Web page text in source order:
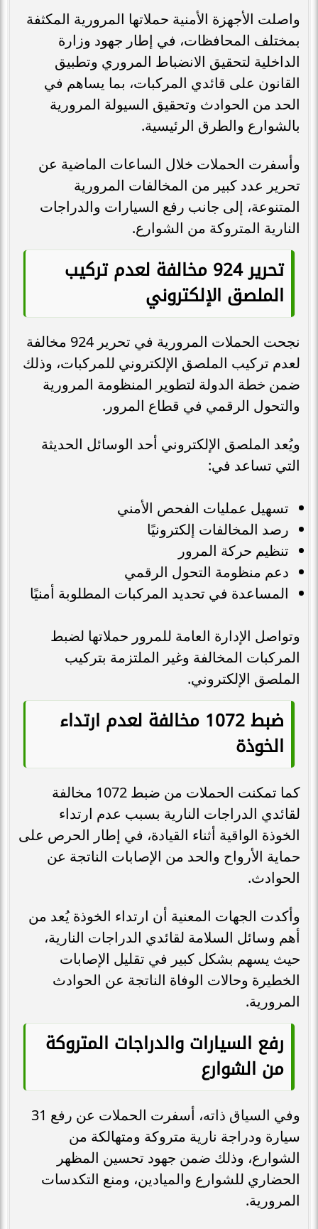
واصلت الأجهزة الأمنية حملاتها المرورية المكثفة
بمختلف المحافظات، في إطار جهود وزارة
الداخلية لتحقيق الانضباط المروري وتطبيق
القانون على قائدي المركبات، بما يساهم في
الحد من الحوادث وتحقيق السيولة المرورية
بالشوارع والطرق الرئيسية.
وأسفرت الحملات خلال الساعات الماضية عن
تحرير عدد كبير من المخالفات المرورية
المتنوعة، إلى جانب رفع السيارات والدراجات
النارية المتروكة من الشوارع.
تحرير 924 مخالفة لعدم تركيب
الملصق الإلكتروني
نجحت الحملات المرورية في تحرير 924 مخالفة
لعدم تركيب الملصق الإلكتروني للمركبات، وذلك
ضمن خطة الدولة لتطوير المنظومة المرورية
والتحول الرقمي في قطاع المرور.
ويُعد الملصق الإلكتروني أحد الوسائل الحديثة
التي تساعد في:
تسهيل عمليات الفحص الأمني
رصد المخالفات إلكترونيًا
تنظيم حركة المرور
دعم منظومة التحول الرقمي
المساعدة في تحديد المركبات المطلوبة أمنيًا
وتواصل الإدارة العامة للمرور حملاتها لضبط
المركبات المخالفة وغير الملتزمة بتركيب
الملصق الإلكتروني.
ضبط 1072 مخالفة لعدم ارتداء
الخوذة
كما تمكنت الحملات من ضبط 1072 مخالفة
لقائدي الدراجات النارية بسبب عدم ارتداء
الخوذة الواقية أثناء القيادة، في إطار الحرص على
حماية الأرواح والحد من الإصابات الناتجة عن
الحوادث.
وأكدت الجهات المعنية أن ارتداء الخوذة يُعد من
أهم وسائل السلامة لقائدي الدراجات النارية،
حيث يسهم بشكل كبير في تقليل الإصابات
الخطيرة وحالات الوفاة الناتجة عن الحوادث
المرورية.
رفع السيارات والدراجات المتروكة
من الشوارع
وفي السياق ذاته، أسفرت الحملات عن رفع 31
سيارة ودراجة نارية متروكة ومتهالكة من
الشوارع، وذلك ضمن جهود تحسين المظهر
الحضاري للشوارع والميادين، ومنع التكدسات
المرورية.